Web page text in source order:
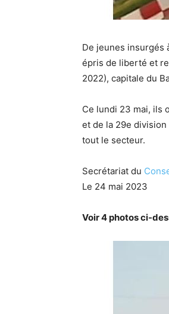
De jeunes insurgés
épris de liberté et
2022), capitale du
Ce lundi 23 mai, ils
et de la 29e
tout le secteur.
Secrétariat du
Le 24 mai 2023
Voir 4 photos ci-